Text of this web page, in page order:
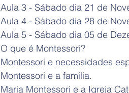
Aula 3 - Sábado dia 21 de
Aula 4 - Sábado dia 28 de
Aula 5 - Sábado dia 05 de
O que é Montessori?
Montessori e necessidades
Montessori e a família.
Maria Montessori e a Igreja